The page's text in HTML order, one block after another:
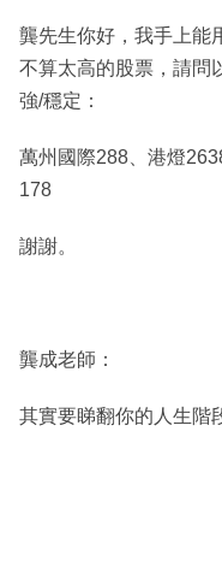
龔先生你好，我手上能
不算太高的股票，請問
強/穩定：
萬州國際288、港燈
178
謝謝。
龔成老師：
其實要睇翻你的人生階